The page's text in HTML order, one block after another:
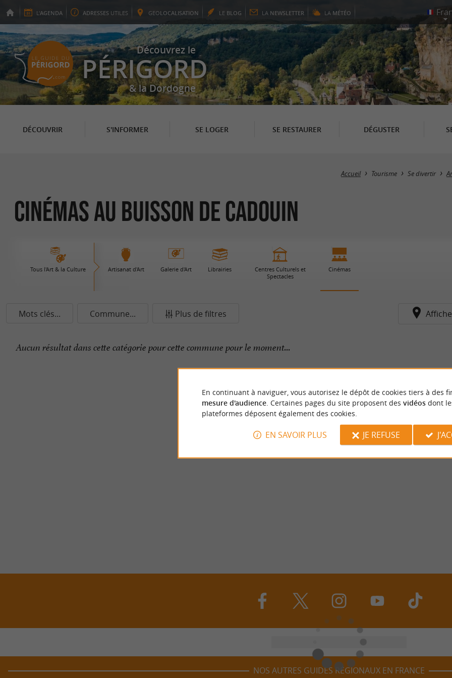
L'AGENDA ADRESSES UTILES GEOLOCALISATION LE BLOG LA NEWSLETTER LA MÉTÉO
Découvrez le
PÉRIGORD
& la Dordogne
DÉCOUVRIR S'INFORMER SE LOGER SE RESTAURER DÉGUSTER
Accueil Tourisme Se divertir
Cinémas au Buisson de Cadouin
Tous l'Art & la Culture Artisanat d'Art Galerie d'Art Librairies
Centres Culturels et
Spectacles
Cinémas
Mots clés... Commune... Plus de filtres
Aucun résultat dans cette catégorie pour cette commune pour le moment...
NOS AUTRES GUIDES RÉGIONAUX EN FRANCE
En continuant à naviguer, vous autorisez le dépôt de cookies tiers à des
mesure d'audience. Certaines pages du site proposent des vidéosdont
plateformes déposent également des cookies.
EN SAVOIR PLUS JE REFUSE